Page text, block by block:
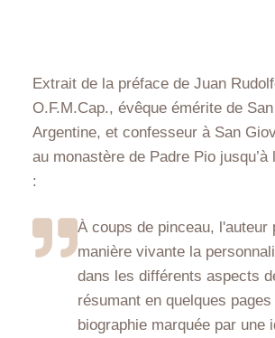
Extrait de la préface de Juan
O.F.M.Cap., évêque émérite de
Argentine, et confesseur à San
au monastère de Padre Pio
:
À coups de pinceau, l'auteur
manière vivante la
dans les différents aspects
résumant en quelques
biographie marquée par une